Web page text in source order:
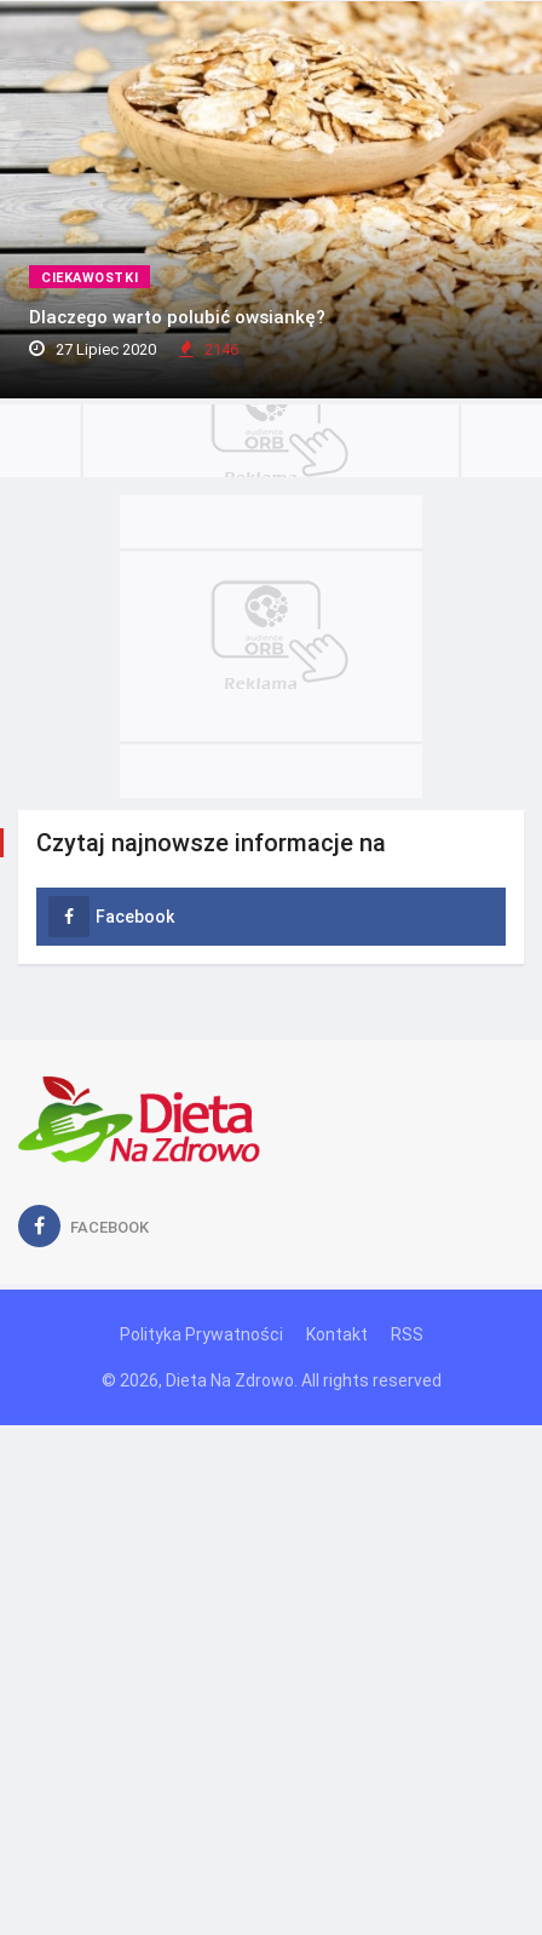
CIEKAWOSTKI
Dlaczego warto polubić owsiankę?
27 Lipiec 2020 2146
Czytaj najnowsze informacje na
Facebook
FACEBOOK
Polityka Prywatności Kontakt RSS
© 2026, Dieta Na Zdrowo. All rights reserved